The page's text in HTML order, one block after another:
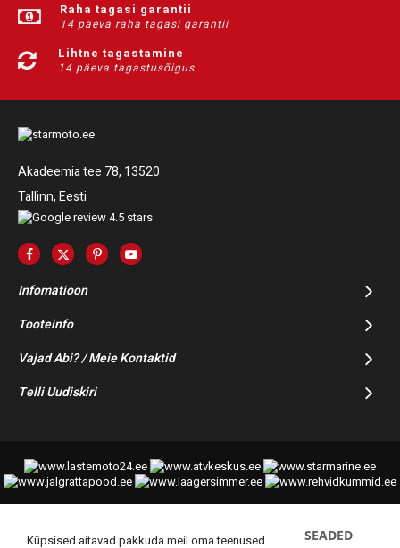
Raha tagasi garantii
14 päeva raha tagasi garantii
Lihtne tagastamine
14 päeva tagastusõigus
Akadeemia tee 78, 13520
Tallinn, Eesti
Infomatioon
Tooteinfo
Vajad Abi? / Meie Kontaktid
Telli Uudiskiri
© 2014-2025 Starmoto OÜ
Küpsised aitavad pakkuda meil oma teenused.
SEADED